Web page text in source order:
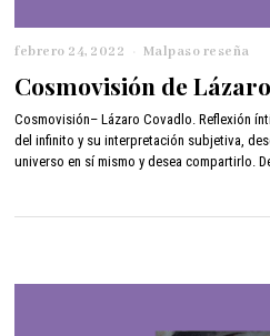
febrero 24, 2022
r
1
2
Malpaso reseña
Cosmovisión de
Cosmovisión– Lázaro Covadlo. Reflexión
del infinito y su interpretación subjetiva,
universo en sí mismo y desea compartirlo.